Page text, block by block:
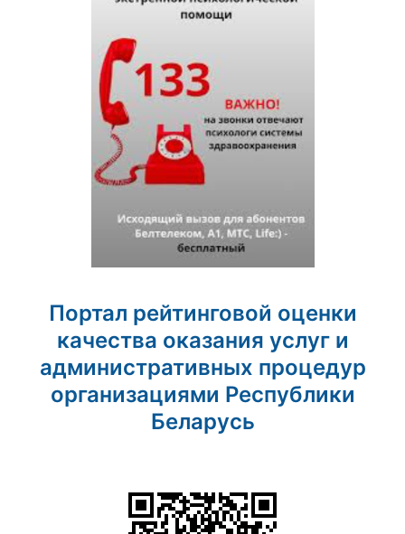
Портал рейтинговой оценки
качества оказания услуг и
административных процедур
организациями Республики
Беларусь